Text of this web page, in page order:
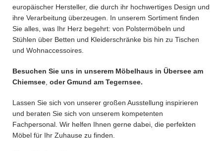
europäischer Hersteller, die durch ihr hochwertiges Design und
ihre Verarbeitung überzeugen. In unserem Sortiment finden
Sie alles, was Ihr Herz begehrt: von Polstermöbeln und
Stühlen über Betten und Kleiderschränke bis hin zu Tischen
und Wohnaccessoires.
Besuchen Sie uns in unserem Möbelhaus in Übersee am
Chiemsee oder Gmund am Tegernsee.
Lassen Sie sich von unserer großen Ausstellung inspirieren
und beraten Sie sich von unserem kompetenten
Fachpersonal. Wir helfen Ihnen gerne dabei, die perfekten
Möbel für Ihr Zuhause zu finden.